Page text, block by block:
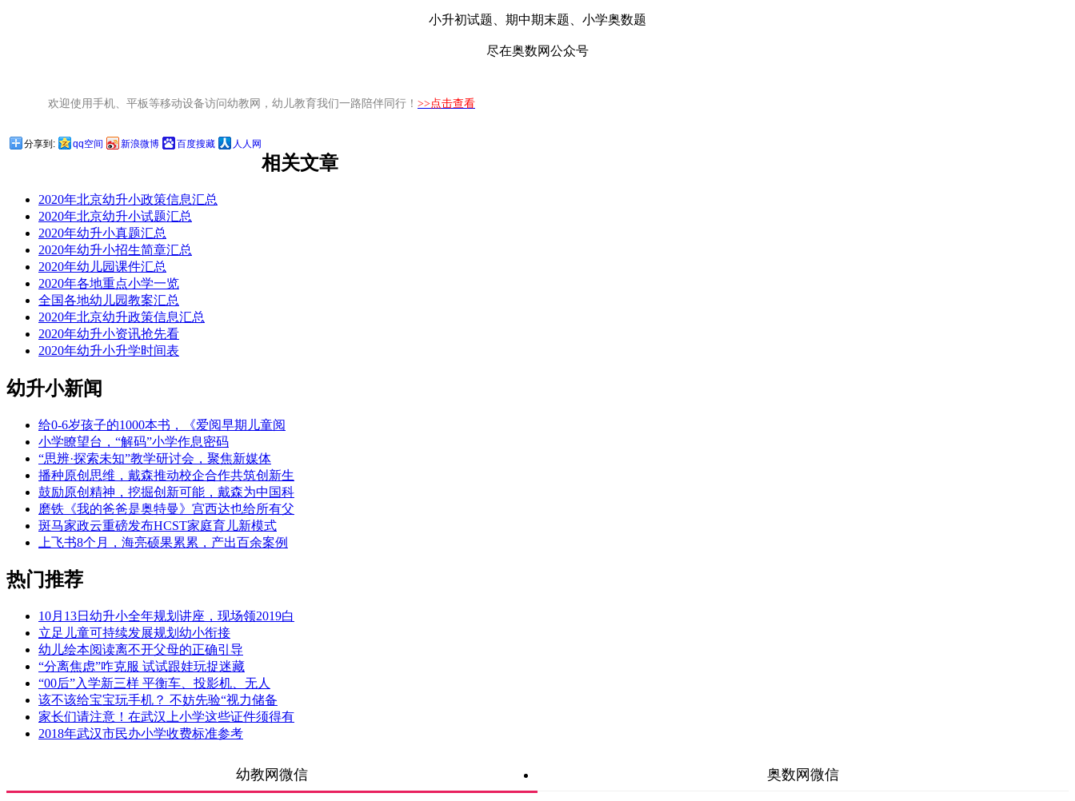
小升初试题、期中期末题、小学奥数题
尽在奥数网公众号
欢迎使用手机、平板等移动设备访问幼教网，幼儿教育我们一路陪伴同行！ >>点击查看
分享到: qq空间 新浪微博 百度搜藏 人人网
相关文章
2020年北京幼升小政策信息汇总
2020年北京幼升小试题汇总
2020年幼升小真题汇总
2020年幼升小招生简章汇总
2020年幼儿园课件汇总
2020年各地重点小学一览
全国各地幼儿园教案汇总
2020年北京幼升政策信息汇总
2020年幼升小资讯抢先看
2020年幼升小升学时间表
幼升小新闻
给0-6岁孩子的1000本书，《爱阅早期儿童阅
小学瞭望台，“解码”小学作息密码
“思辨·探索未知”教学研讨会，聚焦新媒体
播种原创思维，戴森推动校企合作共筑创新生
鼓励原创精神，挖掘创新可能，戴森为中国科
磨铁《我的爸爸是奥特曼》宫西达也给所有父
斑马家政云重磅发布HCST家庭育儿新模式
上飞书8个月，海亮硕果累累，产出百余案例
热门推荐
10月13日幼升小全年规划讲座，现场领2019白
立足儿童可持续发展规划幼小衔接
幼儿绘本阅读离不开父母的正确引导
“分离焦虑”咋克服 试试跟娃玩捉迷藏
“00后”入学新三样 平衡车、投影机、无人
该不该给宝宝玩手机？ 不妨先验“视力储备
家长们请注意！在武汉上小学这些证件须得有
2018年武汉市民办小学收费标准参考
幼教网微信 奥数网微信